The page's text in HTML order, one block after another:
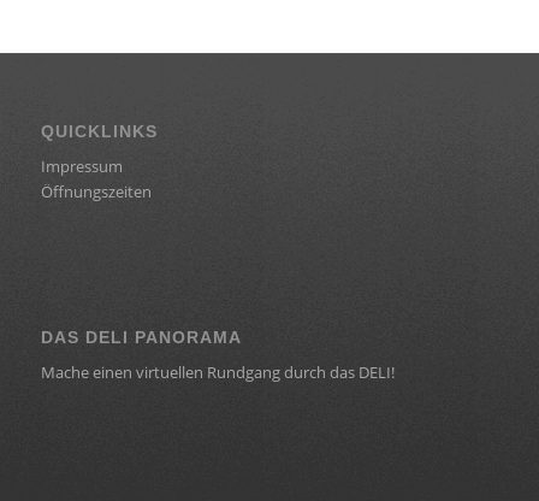
QUICKLINKS
Impressum
Öffnungszeiten
DAS DELI PANORAMA
Mache einen virtuellen Rundgang durch das DELI!